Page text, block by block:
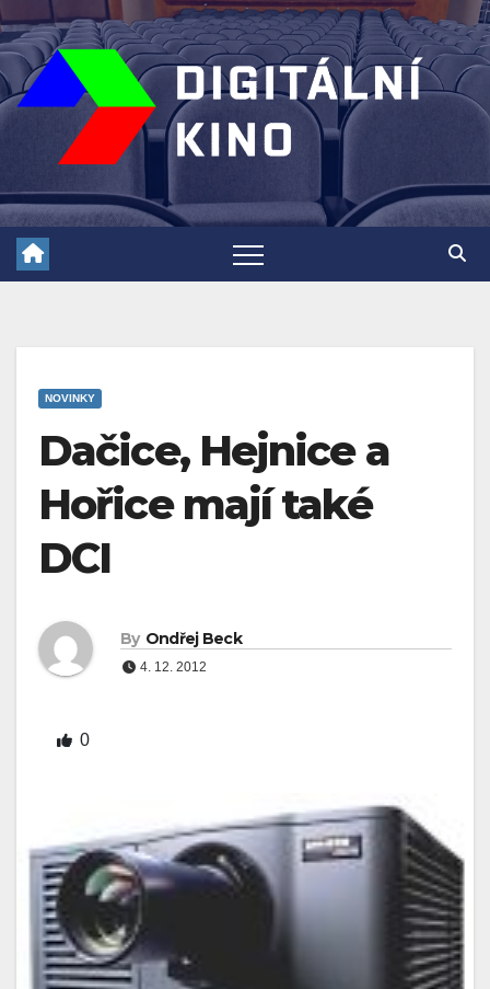
Skip
to
content
NOVINKY
Dačice, Hejnice a
Hořice mají také
DCI
By Ondřej Beck
4. 12. 2012
0